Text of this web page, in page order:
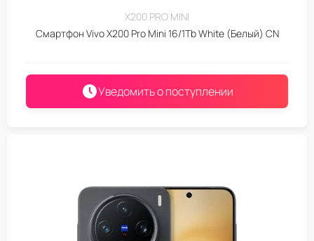
X200 PRO MINI
Смартфон Vivo X200 Pro Mini 16/1Tb White (Белый) CN
Уведомить о поступлении